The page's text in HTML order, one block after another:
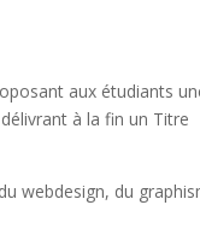
aux étudiants
délivrant à la fin un Titre
webdesign, du